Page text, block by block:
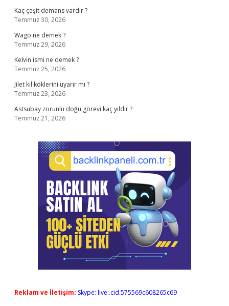
Kaç çeşit demans vardır ?
Temmuz 30, 2026
Wago ne demek ?
Temmuz 29, 2026
Kelvin ismi ne demek ?
Temmuz 25, 2026
Jilet kıl köklerini uyarır mı ?
Temmuz 23, 2026
Astsubay zorunlu doğu görevi kaç yıldır ?
Temmuz 21, 2026
Reklam ve İletişim: Skype: live:.cid.575569c608265c69